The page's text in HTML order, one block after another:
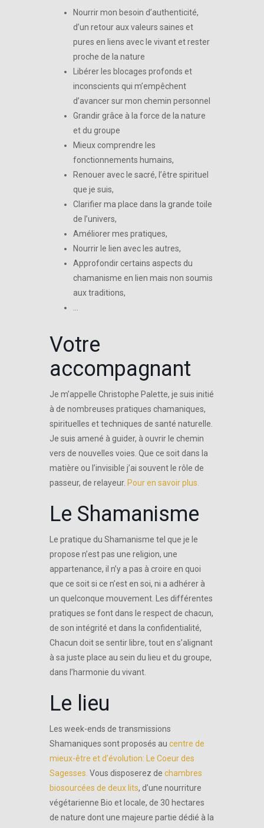
Nourrir mon besoin d’authenticité,
d’un retour aux valeurs saines et
pures en liens avec le vivant et rester
proche de la nature
Libérer les blocages profonds et
inconscients qui m’empêchent
d’avancer sur mon chemin personnel
Grandir grâce à la force de la nature
et du groupe
Mieux comprendre les
fonctionnements humains,
Renouer avec le sacré, l’être spirituel
que je suis,
Clarifier ma place dans la grande toile
de l’univers,
Améliorer mes pratiques,
Nourrir le lien avec les autres,
Approfondir certains aspects du
chamanisme en lien mais non soumis
aux traditions,
Votre
accompagnant
Je m’appelle Christophe Palette, je suis initié
à de nombreuses pratiques chamaniques,
spirituelles et techniques de santé naturelle.
Je suis amené à guider, à ouvrir le chemin
vers de nouvelles voies. Que ce soit dans la
matière ou l’invisible j’ai souvent le rôle de
passeur, de relayeur. Pour en savoir plus.
Le Shamanisme
Le pratique du Shamanisme tel que je le
propose n’est pas une religion, une
appartenance, il n’y a pas à croire en quoi
que ce soit si ce n’est en soi, ni a adhérer à
un quelconque mouvement. Les différentes
pratiques se font dans le respect de chacun,
de son intégrité et dans la confidentialité,
Chacun doit se sentir libre, tout en s’alignant
à sa juste place au sein du lieu et du groupe,
dans l’harmonie du vivant.
Le lieu
Les week-ends de transmissions
Shamaniques sont proposés au centre de
mieux-être et d’évolution: Le Coeur des
Sagesses. Vous disposerez de chambres
biosourcées de deux lits, d’une nourriture
végétarienne Bio et locale, de 30 hectares
de nature dont une majeure partie dédié à la